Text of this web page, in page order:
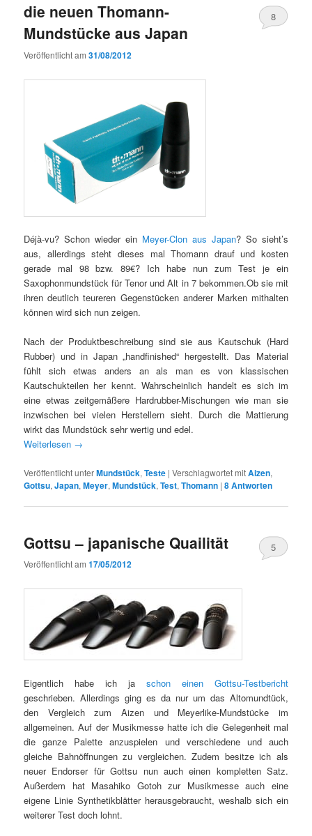
die neuen Thomann-
Mundstücke aus Japan
Veröffentlicht am31/08/2012
8
Déjà-vu? Schon wieder ein Meyer-Clon aus Japan? So sieht’s
aus, allerdings steht dieses mal Thomann drauf und kosten
gerade mal 98 bzw. 89€? Ich habe nun zum Test je ein
Saxophonmundstück für Tenor und Alt in 7 bekommen.Ob sie mit
ihren deutlich teureren Gegenstücken anderer Marken mithalten
können wird sich nun zeigen.
Nach der Produktbeschreibung sind sie aus Kautschuk (Hard
Rubber) und in Japan „handfinished“ hergestellt. Das Material
fühlt sich etwas anders an als man es von klassischen
Kautschukteilen her kennt. Wahrscheinlich handelt es sich im
eine etwas zeitgemäßere Hardrubber-Mischungen wie man sie
inzwischen bei vielen Herstellern sieht. Durch die Mattierung
wirkt das Mundstück sehr wertig und edel.
Weiterlesen →
Veröffentlicht unterMundstück,Teste |Verschlagwortet mitAizen,
Gottsu,Japan,Meyer,Mundstück,Test,Thomann |8Antworten
Gottsu – japanische Quailität
Veröffentlicht am17/05/2012
5
Eigentlich habe ich ja schon einen Gottsu-Testbericht
geschrieben. Allerdings ging es da nur um das Altomundtück,
den Vergleich zum Aizen und Meyerlike-Mundstücke im
allgemeinen. Auf der Musikmesse hatte ich die Gelegenheit mal
die ganze Palette anzuspielen und verschiedene und auch
gleiche Bahnöffnungen zu vergleichen. Zudem besitze ich als
neuer Endorser für Gottsu nun auch einen kompletten Satz.
Außerdem hat Masahiko Gotoh zur Musikmesse auch eine
eigene Linie Synthetikblätter herausgebraucht, weshalb sich ein
weiterer Test doch lohnt.